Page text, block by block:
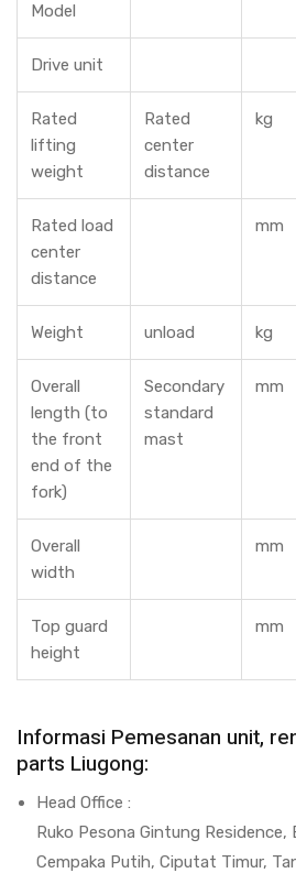
Model
Drive unit
Rated
lifting
weight
Rated
center
distance
kg
Rated load
center
distance
mm
Weight unload kg
Overall
length (to
the front
end of the
fork)
Secondary
standard
mast
mm
Overall
width
mm
Top guard
height
mm
Informasi Pemesanan unit,
parts Liugong:
Head Office :
Ruko Pesona Gintung Residence,
Cempaka Putih, Ciputat Timur,